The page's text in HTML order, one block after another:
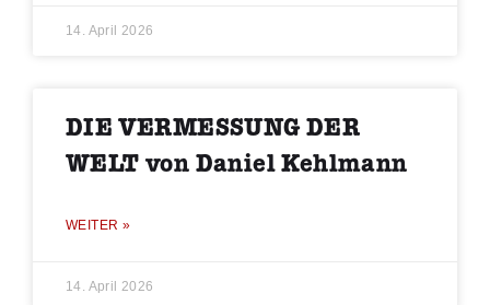
14. April 2026
DIE VERMESSUNG DER
WELT von Daniel Kehlmann
WEITER »
14. April 2026